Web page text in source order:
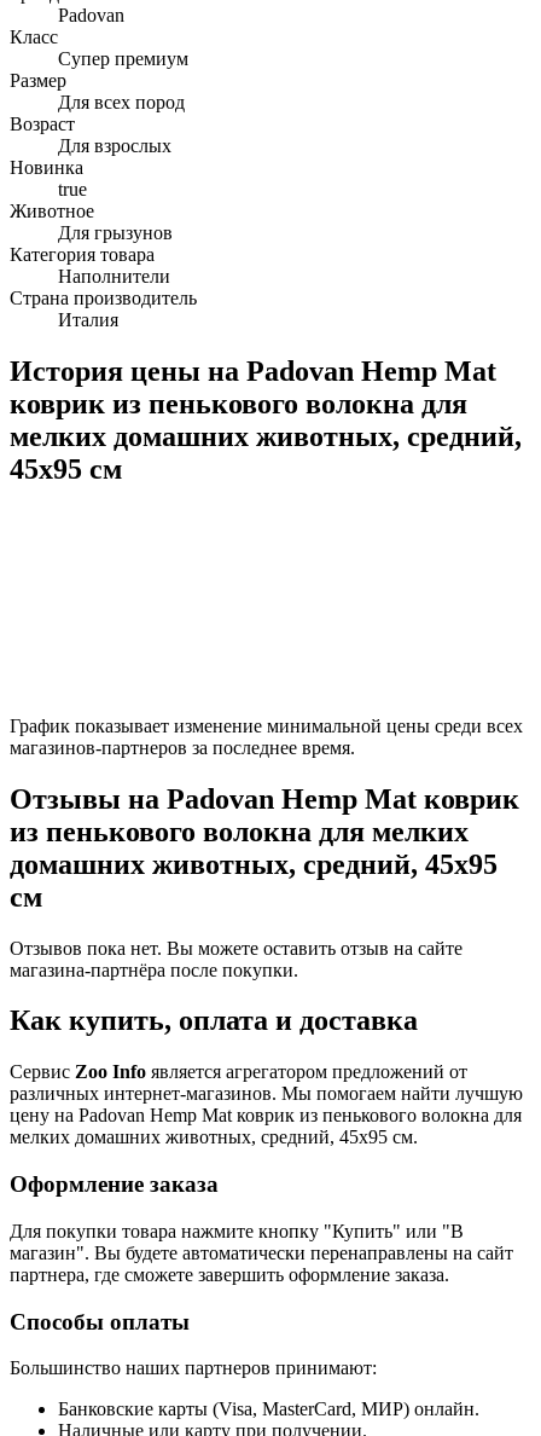
Padovan
Класс
Супер премиум
Размер
Для всех пород
Возраст
Для взрослых
Новинка
true
Животное
Для грызунов
Категория товара
Наполнители
Страна производитель
Италия
История цены на Padovan Hemp Mat
коврик из пенькового волокна для
мелких домашних животных, средний,
45х95 см
График показывает изменение минимальной цены среди всех
магазинов-партнеров за последнее время.
Отзывы на Padovan Hemp Mat коврик
из пенькового волокна для мелких
домашних животных, средний, 45х95
см
Отзывов пока нет. Вы можете оставить отзыв на сайте
магазина-партнёра после покупки.
Как купить, оплата и доставка
Сервис Zoo Info является агрегатором предложений от
различных интернет-магазинов. Мы помогаем найти лучшую
цену на Padovan Hemp Mat коврик из пенькового волокна для
мелких домашних животных, средний, 45х95 см.
Оформление заказа
Для покупки товара нажмите кнопку "Купить" или "В
магазин". Вы будете автоматически перенаправлены на сайт
партнера, где сможете завершить оформление заказа.
Способы оплаты
Большинство наших партнеров принимают:
Банковские карты (Visa, MasterCard, МИР) онлайн.
Наличные или карту при получении.